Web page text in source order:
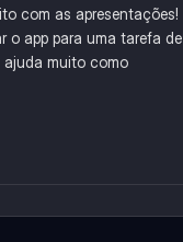
com as apresentações!
o app para uma tarefa de
ajuda muito como